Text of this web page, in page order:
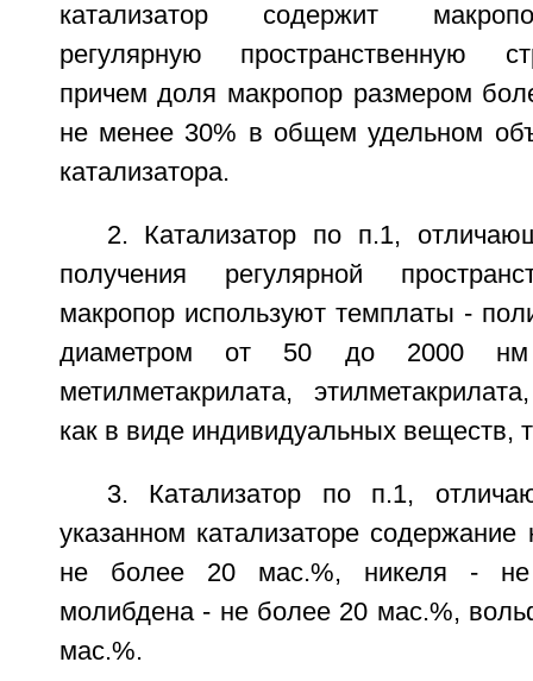
катализатор содержит
регулярную пространственную
причем доля макропор размером
не менее 30% в общем удельном
катализатора.
2. Катализатор по п.1,
получения регулярной
макропор используют темплаты -
диаметром от 50 до 2000 нм
метилметакрилата,
как в виде индивидуальных веществ,
3. Катализатор по п.1,
указанном катализаторе содержание
не более 20 мас.%, никеля -
молибдена - не более 20 мас.%,
мас.%.